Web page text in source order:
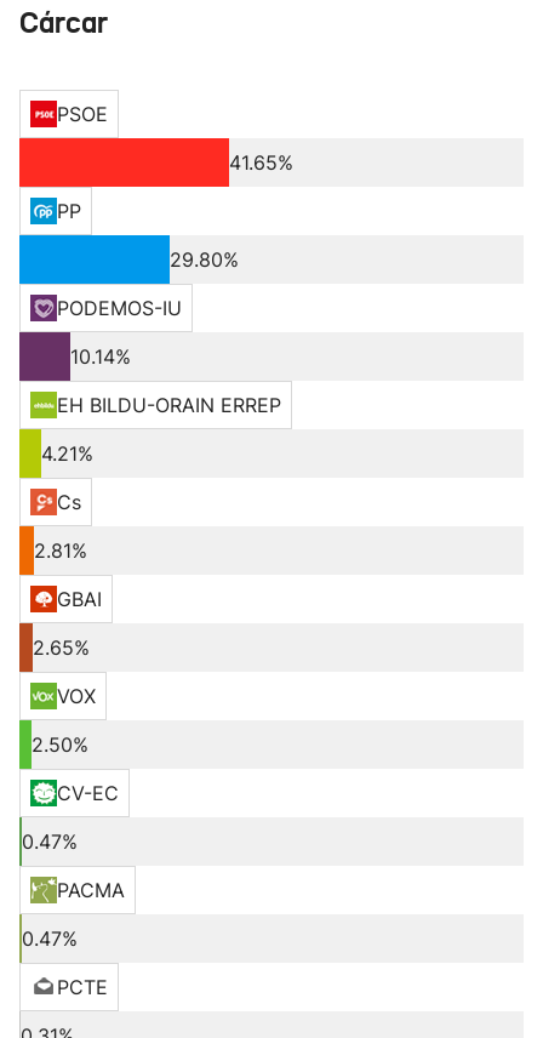
Cárcar
PSOE
41.65%
PP
29.80%
PODEMOS-IU
10.14%
EH BILDU-ORAIN ERREP
4.21%
Cs
2.81%
GBAI
2.65%
VOX
2.50%
CV-EC
0.47%
PACMA
0.47%
PCTE